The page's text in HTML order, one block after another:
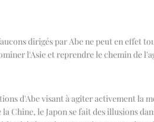
dirigés par Abe ne peut en effet
l'Asie et reprendre le chemin de
d'Abe visant à agiter activement la
Chine, le Japon se fait des illusions